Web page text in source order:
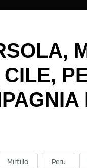
Mirtillo Peru